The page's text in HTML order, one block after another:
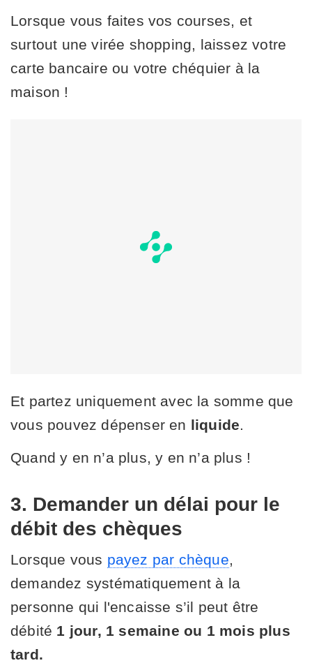
Lorsque vous faites vos courses, et
surtout une virée shopping, laissez votre
carte bancaire ou votre chéquier à la
maison !
Et partez uniquement avec la somme que
vous pouvez dépenser en liquide
Quand y en n’a plus, y en n’a plus !
3. Demander un délai pour le
débit des chèques
Lorsque vous payez par chèque
demandez systématiquement à la
personne qui l'encaisse s’il peut être
débité 1 jour, 1 semaine ou 1 mois plus
tard.